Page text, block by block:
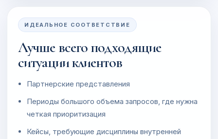
ИДЕАЛЬНОЕ СООТВЕТСТВИЕ
Лучше всего подходящие
ситуации клиентов
Партнерские представления
Периоды большого объема запросов, где нужна
четкая приоритизация
Кейсы, требующие дисциплины внутренней